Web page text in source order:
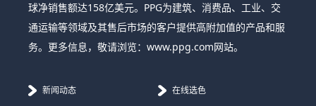
球净销售额达158亿美元。PPG为建筑、消费品、工业、交
通运输等领域及其售后市场的客户提供高附加值的产品和服
务。更多信息，敬请浏览：www.ppg.com网站。
新闻动态
在线选色